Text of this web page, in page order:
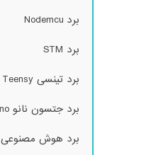
برد Nodemcu
برد STM
برد تینسی Teensy
برد جتسون نانو Jetson Nano
برد هوش مصنوعی Sipeed